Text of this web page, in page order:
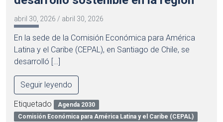
abril 30, 2026 / abril 30, 2026
En la sede de la Comisión Económica para América
Latina y el Caribe (CEPAL), en Santiago de Chile, se
desarrolló […]
Seguir leyendo
Etiquetado
Agenda 2030
Comisión Económica para América Latina y el Caribe (CEPAL)